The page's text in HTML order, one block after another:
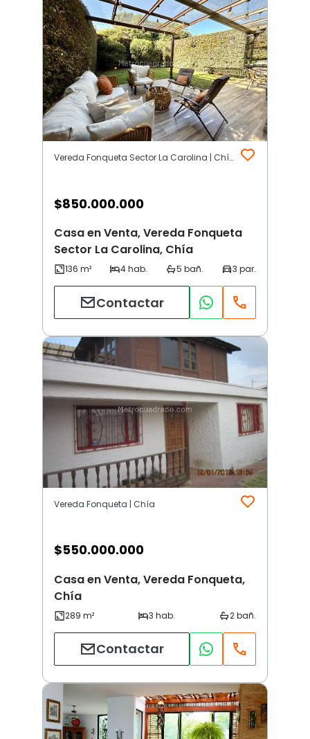
Vereda Fonqueta Sector La Carolina | Chía
$850.000.000
Casa en Venta, Vereda Fonqueta
Sector La Carolina, Chía
Contactar
Vereda Fonqueta | Chía
$550.000.000
Casa en Venta, Vereda Fonqueta,
Chía
Contactar